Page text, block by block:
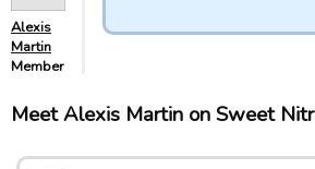
Alexis
Martin
Member
Meet Alexis Martin on Sweet